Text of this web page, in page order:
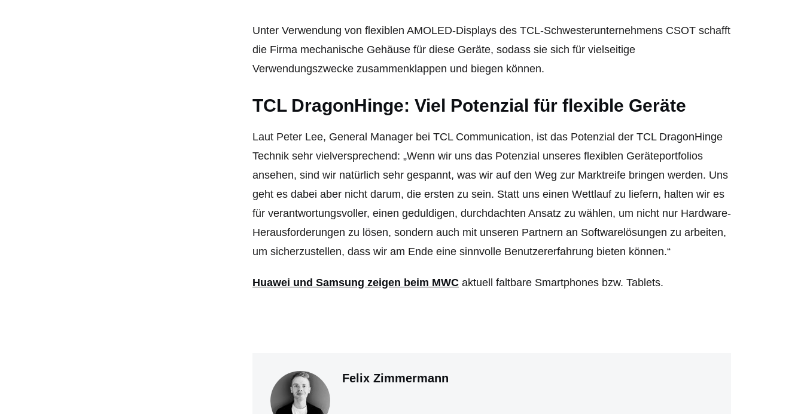
Unter Verwendung von flexiblen AMOLED-Displays des TCL-Schwesterunternehmens CSOT schafft
die Firma mechanische Gehäuse für diese Geräte, sodass sie sich für vielseitige
Verwendungszwecke zusammenklappen und biegen können.
TCL DragonHinge: Viel Potenzial für flexible Geräte
Laut Peter Lee, General Manager bei TCL Communication, ist das Potenzial der TCL DragonHinge
Technik sehr vielversprechend: „Wenn wir uns das Potenzial unseres flexiblen Geräteportfolios
ansehen, sind wir natürlich sehr gespannt, was wir auf den Weg zur Marktreife bringen werden. Uns
geht es dabei aber nicht darum, die ersten zu sein. Statt uns einen Wettlauf zu liefern, halten wir es
für verantwortungsvoller, einen geduldigen, durchdachten Ansatz zu wählen, um nicht nur Hardware-
Herausforderungen zu lösen, sondern auch mit unseren Partnern an Softwarelösungen zu arbeiten,
um sicherzustellen, dass wir am Ende eine sinnvolle Benutzererfahrung bieten können.“
Huawei und Samsung zeigen beim MWC aktuell faltbare Smartphones bzw. Tablets.
Felix Zimmermann